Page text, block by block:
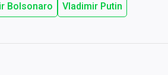
Bolsonaro Vladimir Putin